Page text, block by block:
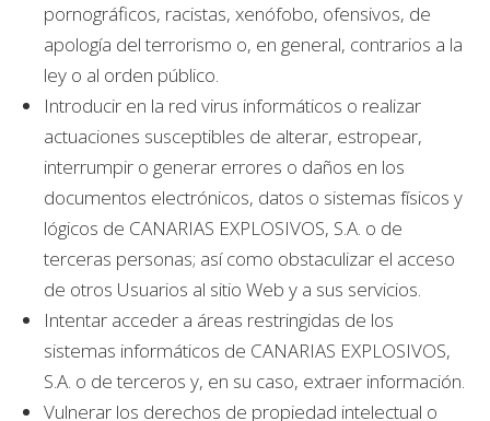
pornográficos, racistas, xenófobo, ofensivos, de
apología del terrorismo o, en general, contrarios a la
ley o al orden público.
Introducir en la red virus informáticos o realizar
actuaciones susceptibles de alterar, estropear,
interrumpir o generar errores o daños en los
documentos electrónicos, datos o sistemas físicos y
lógicos de CANARIAS EXPLOSIVOS, S.A. o de
terceras personas; así como obstaculizar el acceso
de otros Usuarios al sitio Web y a sus servicios.
Intentar acceder a áreas restringidas de los
sistemas informáticos de CANARIAS EXPLOSIVOS,
S.A. o de terceros y, en su caso, extraer información.
Vulnerar los derechos de propiedad intelectual o